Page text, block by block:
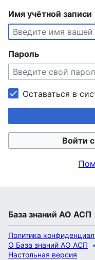
Имя учётной записи
Пароль
Оставаться в
Войти
База знаний АО АСП
Политика
О База знаний АО АСП
Настольная версия